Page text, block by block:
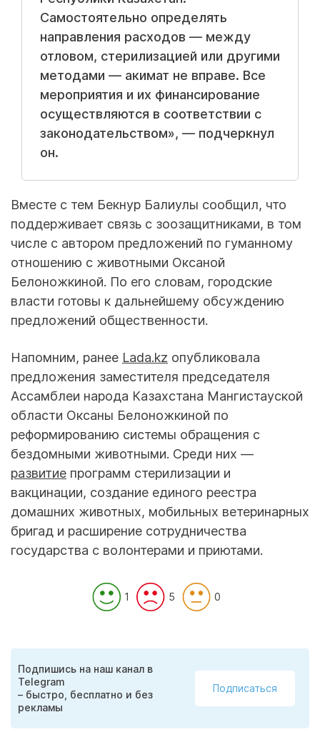
Самостоятельно определять
направления расходов — между
отловом, стерилизацией или другими
методами — акимат не вправе. Все
мероприятия и их финансирование
осуществляются в соответствии с
законодательством», — подчеркнул
он.
Вместе с тем Бекнур Балиулы сообщил, что
поддерживает связь с зоозащитниками, в том
числе с автором предложений по гуманному
отношению с животными Оксаной
Белоножкиной. По его словам, городские
власти готовы к дальнейшему обсуждению
предложений общественности.
Напомним, ранее Lada.kz опубликовала
предложения заместителя председателя
Ассамблеи народа Казахстана Мангистауской
области Оксаны Белоножкиной по
реформированию системы обращения с
бездомными животными. Среди них —
развитие программ стерилизации и
вакцинации, создание единого реестра
домашних животных, мобильных ветеринарных
бригад и расширение сотрудничества
государства с волонтерами и приютами.
1 5 0
Подпишись на наш канал в
Telegram
– быстро, бесплатно и без
рекламы
Подписаться